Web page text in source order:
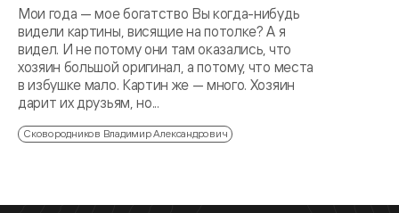
Мои года — мое богатство Вы когда-нибудь
видели картины, висящие на потолке? А я
видел. И не потому они там оказались, что
хозяин большой оригинал, а потому, что места
в избушке мало. Картин же — много. Хозяин
дарит их друзьям, но...
Сковородников Владимир Александрович